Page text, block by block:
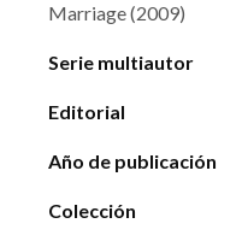
Marriage (2009)
Serie multiautor
Editorial
Año de publicación
Colección